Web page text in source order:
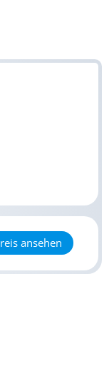
84
ansehen